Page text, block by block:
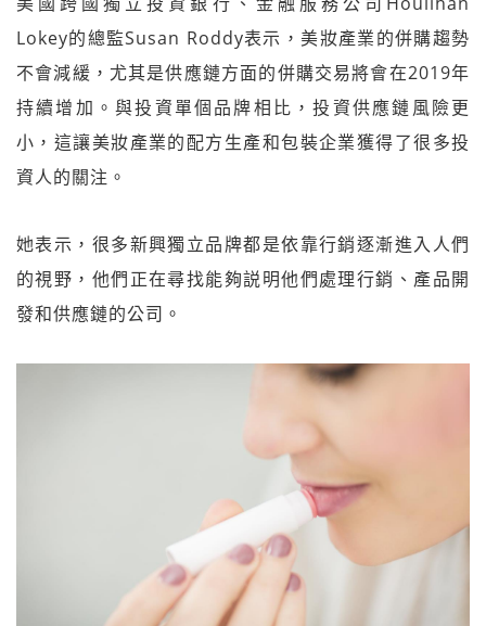
Lokey的總監Susan Roddy表示，美妝產業的併購趨勢
不會減緩，尤其是供應鏈方面的併購交易將會在2019年
持續增加。與投資單個品牌相比，投資供應鏈風險更
小，這讓美妝產業的配方生產和包裝企業獲得了很多投
資人的關注。
她表示，很多新興獨立品牌都是依靠行銷逐漸進入人們
的視野，他們正在尋找能夠説明他們處理行銷、產品開
發和供應鏈的公司。